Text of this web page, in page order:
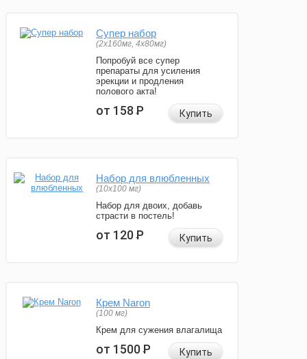
Супер набор
(2х160мг, 4х80мг)
Попробуй все супер
препараты для усиления
эрекции и продления
полового акта!
от 158Р Купить
Набор для влюбленных
(10х100 мг)
Набор для двоих, добавь
страсти в постель!
от 120Р Купить
Крем Naron
(100 мг)
Крем для сужения влагалища
от 1500Р Купить